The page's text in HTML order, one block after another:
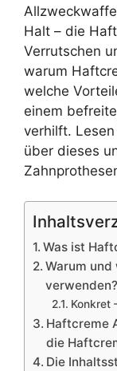
Halt – die
Verrutschen
warum
welche
einem
verhilft.
über dieses
Was ist
Warum
verwenden?
Konkret
Haftcreme
die
Die